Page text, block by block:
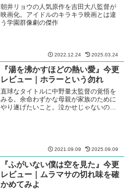
朝井リョウの人気原作を吉田大八監督が
映画化。アイドルのキラキラ映画とは違
う学園群像劇の傑作
2022.12.24 2025.03.24
『湯を沸かすほどの熱い愛』今更
レビュー｜ホラーという勿れ
直球なタイトルに中野量太監督の覚悟を
みる。余命わずかな母親が家族のために
やり遂げたいこと。泣かせじゃないのに
2021.09.09 2025.09.09
『ふがいない僕は空を見た』今更
レビュー｜ムラマサの切れ味を確
かめてみよ